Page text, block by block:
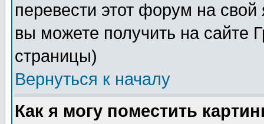
перевести этот форум на
вы можете получить на сайте
страницы)
Вернуться к началу
Как я могу поместить